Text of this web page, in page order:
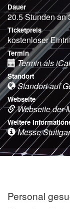
Dauer
20.5 Stunden an
Ticketpreis
kostenloser
Termin
Termin als iCal
Standort
Standort auf
Webseite
Webseite der
Weitere
Messe
Personal